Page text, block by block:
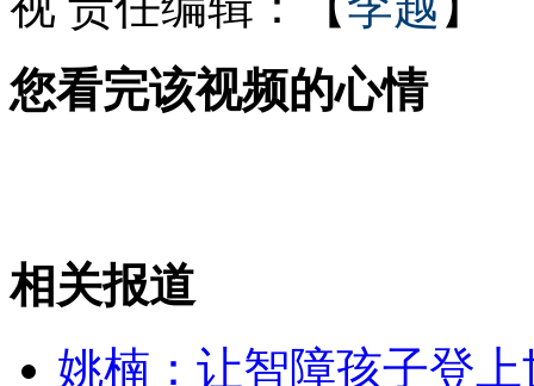
男子围观车祸丢钱包找车主索赔
巴西警局雇真人“蝙蝠侠”坐镇
山西运城恶犬咬伤多人 警民合力深夜将其击毙
您看完该视频的心情
相关报道
姚楠：让智障孩子登